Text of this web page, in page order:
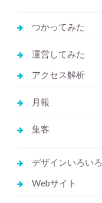
つかってみた
運営してみた
アクセス解析
月報
集客
デザインいろいろ
Webサイト